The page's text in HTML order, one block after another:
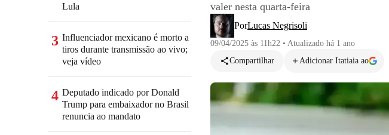
valer nesta quarta-feira
PorLucas Negrisoli
09/04/2025 às 11h22 • Atualizado há 1 ano
Compartilhar
Adicionar Itatiaia ao
Lula
3 Influenciador mexicano é morto a
tiros durante transmissão ao vivo;
veja vídeo
4 Deputado indicado por Donald
Trump para embaixador no Brasil
renuncia ao mandato